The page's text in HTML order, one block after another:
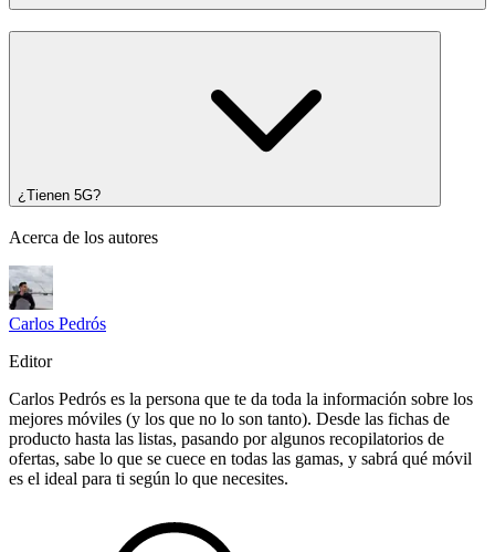
¿Tienen 5G?
Acerca de los autores
Carlos Pedrós
Editor
Carlos Pedrós es la persona que te da toda la información sobre los
mejores móviles (y los que no lo son tanto). Desde las fichas de
producto hasta las listas, pasando por algunos recopilatorios de
ofertas, sabe lo que se cuece en todas las gamas, y sabrá qué móvil
es el ideal para ti según lo que necesites.